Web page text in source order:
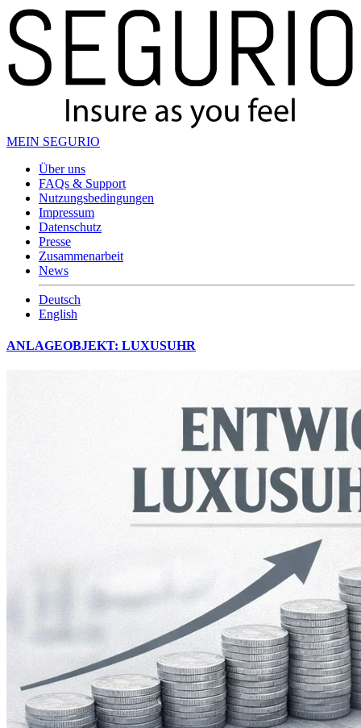
MEIN SEGURIO
Über uns
FAQs & Support
Nutzungsbedingungen
Impressum
Datenschutz
Presse
Zusammenarbeit
News
Deutsch
English
ANLAGEOBJEKT: LUXUSUHR